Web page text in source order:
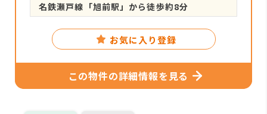
名鉄瀬戸線「旭前駅」から徒歩約8分
お気に入り登録
この物件の詳細情報を見る